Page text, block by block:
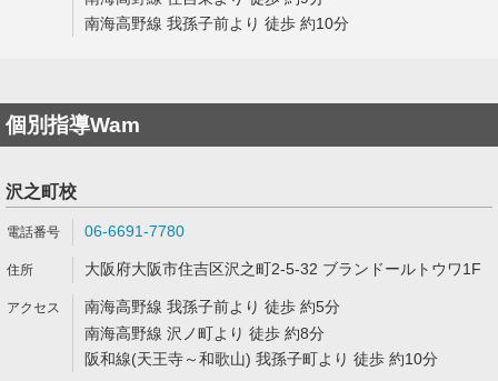
南海高野線 我孫子前より 徒歩 約10分
個別指導Wam
沢之町校
06-6691-7780
大阪府大阪市住吉区沢之町2-5-32 ブランドールトウワ1F
南海高野線 我孫子前より 徒歩 約5分
南海高野線 沢ノ町より 徒歩 約8分
阪和線(天王寺～和歌山) 我孫子町より 徒歩 約10分